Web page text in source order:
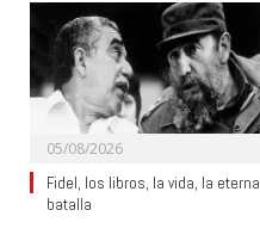
05/08/2026
Fidel, los libros, la vida, la eterna
batalla